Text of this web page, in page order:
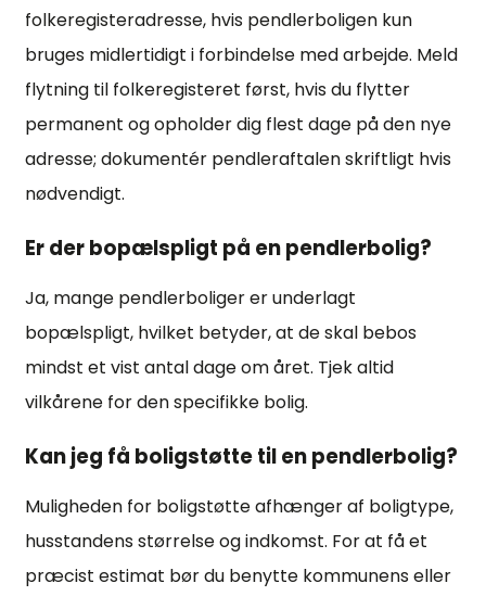
folkeregisteradresse, hvis pendlerboligen kun
bruges midlertidigt i forbindelse med arbejde. Meld
flytning til folkeregisteret først, hvis du flytter
permanent og opholder dig flest dage på den nye
adresse; dokumentér pendleraftalen skriftligt hvis
nødvendigt.
Er der bopælspligt på en pendlerbolig?
Ja, mange pendlerboliger er underlagt
bopælspligt, hvilket betyder, at de skal bebos
mindst et vist antal dage om året. Tjek altid
vilkårene for den specifikke bolig.
Kan jeg få boligstøtte til en pendlerbolig?
Muligheden for boligstøtte afhænger af boligtype,
husstandens størrelse og indkomst. For at få et
præcist estimat bør du benytte kommunens eller